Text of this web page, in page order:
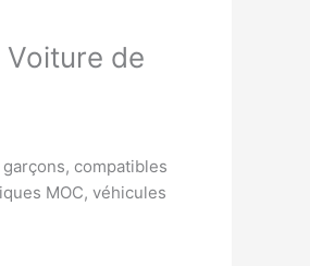
de
compatibles
MOC, véhicules